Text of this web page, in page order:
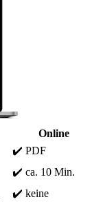
Online
✔️ PDF
✔️ ca. 10 Min.
✔️ keine